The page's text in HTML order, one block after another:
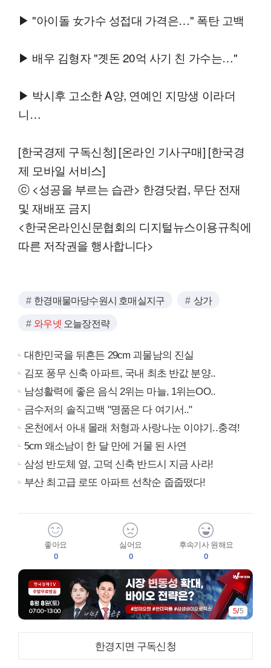
▶ "아이돌 女가수 성접대 가격은…" 폭탄 고백
▶ 배우 김형자 "곗돈 20억 사기 친 가수는…"
▶ 박시후 고소한 A양, 연예인 지망생 이라더
니…
[한국경제 구독신청] [온라인 기사구매] [한국경
제 모바일 서비스]
ⓒ <성공을 부르는 습관> 한경닷컴, 무단 전재
및 재배포 금지
<한국온라인신문협회의 디지털뉴스이용규칙에
따른 저작권을 행사합니다>
한경매물마당수원시 호매실지구 상가
와우넷 오늘장전략
대한민국을 뒤흔든 29cm 괴물남의 진실
김포 풍무 신축 아파트, 국내 최초 반값 분양..
남성활력에 좋은 음식 2위는 마늘, 1위는OO..
금수저의 솔직고백 "명품은 다 여기서.."
온천에서 아내 몰래 처형과 사랑나눈 이야기..충격!
5cm 왜소남이 한 달 만에 거물 된 사연
삼성 반도체 옆, 고덕 신축 반드시 지금 사라!
부산 최고급 로또 아파트 선착순 줍줍떴다!
좋아요
0
싫어요
0
후속기사 원해요
0
5/5
한경지면 구독신청